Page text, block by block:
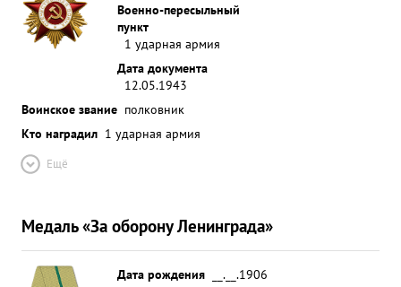
Военно-пересыльный
пункт
1 ударная армия
Дата документа
12.05.1943
Воинское звание полковник
Кто наградил 1 ударная армия
Ещё
Медаль «За оборону Ленинграда»
Дата рождения
__.__.1906